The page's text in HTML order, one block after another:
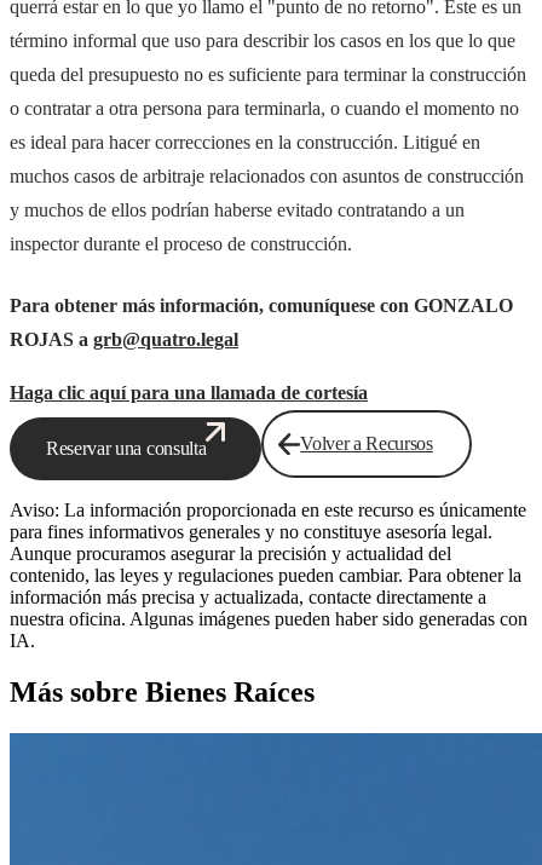
querrá estar en lo que yo llamo el "punto de no retorno". Este es un
término informal que uso para describir los casos en los que lo que
queda del presupuesto no es suficiente para terminar la construcción
o contratar a otra persona para terminarla, o cuando el momento no
es ideal para hacer correcciones en la construcción. Litigué en
muchos casos de arbitraje relacionados con asuntos de construcción
y muchos de ellos podrían haberse evitado contratando a un
inspector durante el proceso de construcción.
Para obtener más información, comuníquese con GONZALO
ROJAS a grb@quatro.legal
Haga clic aquí para una llamada de cortesía
Reservar una consulta Volver a Recursos
Aviso: La información proporcionada en este recurso es únicamente
para fines informativos generales y no constituye asesoría legal.
Aunque procuramos asegurar la precisión y actualidad del
contenido, las leyes y regulaciones pueden cambiar. Para obtener la
información más precisa y actualizada, contacte directamente a
nuestra oficina. Algunas imágenes pueden haber sido generadas con
IA.
Más sobre Bienes Raíces